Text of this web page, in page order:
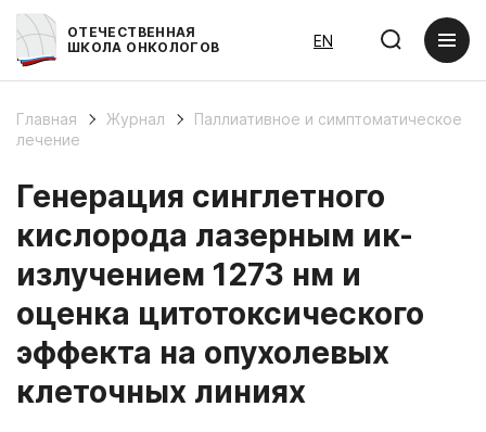
ОТЕЧЕСТВЕННАЯ
ШКОЛА ОНКОЛОГОВ
EN
Главная Журнал
Паллиативное и симптоматическое
лечение
Генерация синглетного
кислорода лазерным ик-
излучением 1273 нм и
оценка цитотоксического
эффекта на опухолевых
клеточных линиях